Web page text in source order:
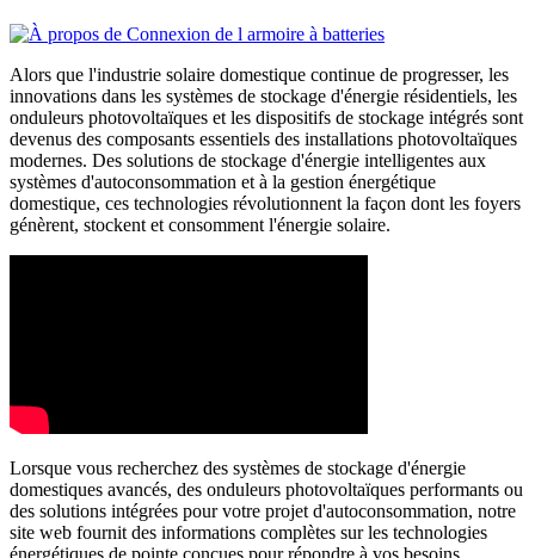
Alors que l'industrie solaire domestique continue de progresser, les
innovations dans les systèmes de stockage d'énergie résidentiels, les
onduleurs photovoltaïques et les dispositifs de stockage intégrés sont
devenus des composants essentiels des installations photovoltaïques
modernes. Des solutions de stockage d'énergie intelligentes aux
systèmes d'autoconsommation et à la gestion énergétique
domestique, ces technologies révolutionnent la façon dont les foyers
génèrent, stockent et consomment l'énergie solaire.
Lorsque vous recherchez des systèmes de stockage d'énergie
domestiques avancés, des onduleurs photovoltaïques performants ou
des solutions intégrées pour votre projet d'autoconsommation, notre
site web fournit des informations complètes sur les technologies
énergétiques de pointe conçues pour répondre à vos besoins